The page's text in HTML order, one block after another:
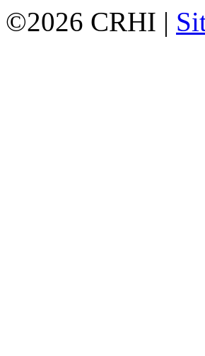
©2026 CRHI |